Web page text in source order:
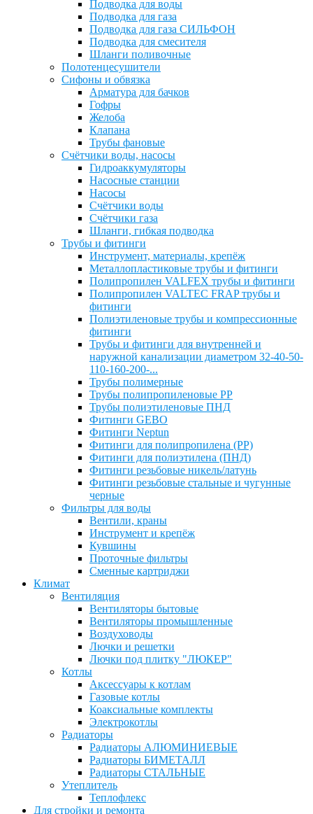
Подводка для воды
Подводка для газа
Подводка для газа СИЛЬФОН
Подводка для смесителя
Шланги поливочные
Полотенцесушители
Сифоны и обвязка
Арматура для бачков
Гофры
Желоба
Клапана
Трубы фановые
Счётчики воды, насосы
Гидроаккумуляторы
Насосные станции
Насосы
Счётчики воды
Счётчики газа
Шланги, гибкая подводка
Трубы и фитинги
Инструмент, материалы, крепёж
Металлопластиковые трубы и фитинги
Полипропилен VALFEX трубы и фитинги
Полипропилен VALTEC FRAP трубы и
фитинги
Полиэтиленовые трубы и компрессионные
фитинги
Трубы и фитинги для внутренней и
наружной канализации диаметром 32-40-50-
110-160-200-...
Трубы полимерные
Трубы полипропиленовые PP
Трубы полиэтиленовые ПНД
Фитинги GEBO
Фитинги Neptun
Фитинги для полипропилена (PP)
Фитинги для полиэтилена (ПНД)
Фитинги резьбовые никель/латунь
Фитинги резьбовые стальные и чугунные
черные
Фильтры для воды
Вентили, краны
Инструмент и крепёж
Кувшины
Проточные фильтры
Сменные картриджи
Климат
Вентиляция
Вентиляторы бытовые
Вентиляторы промышленные
Воздуховоды
Лючки и решетки
Лючки под плитку "ЛЮКЕР"
Котлы
Аксессуары к котлам
Газовые котлы
Коаксиальные комплекты
Электрокотлы
Радиаторы
Радиаторы АЛЮМИНИЕВЫЕ
Радиаторы БИМЕТАЛЛ
Радиаторы СТАЛЬНЫЕ
Утеплитель
Теплофлекс
Для стройки и ремонта